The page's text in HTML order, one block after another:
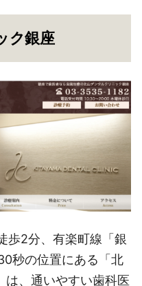
ク銀座
歩2分、有楽町線「銀
秒の位置にある「北
は、通いやすい歯科医